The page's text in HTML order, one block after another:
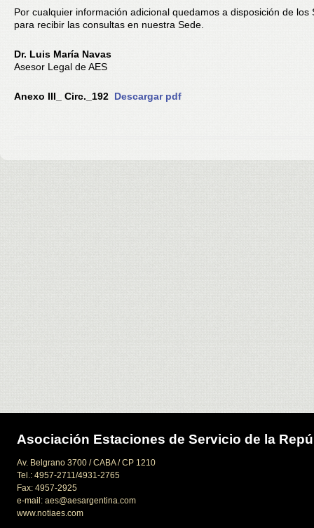
Por cualquier información adicional quedamos a disposición de los
para recibir las consultas en nuestra Sede.
Dr. Luis María Navas
Asesor Legal de AES
Anexo III_ Circ._192 Descargar pdf
Asociación Estaciones de Servicio de la
Av. Belgrano 3700 / CABA / CP 1210
Tel.: 4957-2711/4931-2765
Fax: 4957-2925
e-mail: aes@aesargentina.com
www.notiaes.com